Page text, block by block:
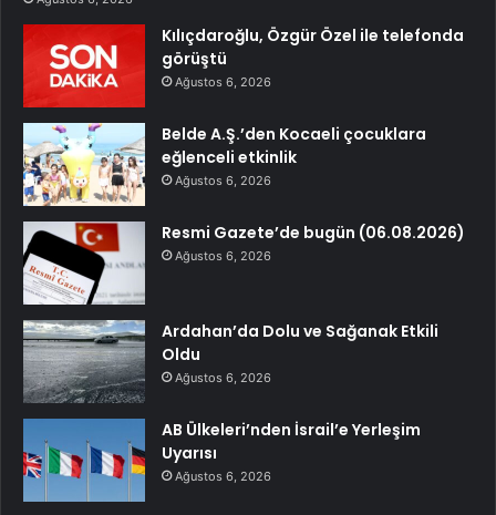
Kılıçdaroğlu, Özgür Özel ile telefonda
görüştü
Ağustos 6, 2026
Belde A.Ş.’den Kocaeli çocuklara
eğlenceli etkinlik
Ağustos 6, 2026
Resmi Gazete’de bugün (06.08.2026)
Ağustos 6, 2026
Ardahan’da Dolu ve Sağanak Etkili
Oldu
Ağustos 6, 2026
AB Ülkeleri’nden İsrail’e Yerleşim
Uyarısı
Ağustos 6, 2026